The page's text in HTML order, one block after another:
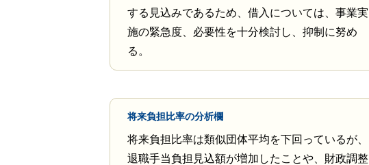
する見込みであるため、借入については、事業実
施の緊急度、必要性を十分検討し、抑制に努め
る。
将来負担比率の分析欄
将来負担比率は類似団体平均を下回っているが、
退職手当負担見込額が増加したことや、財政調整